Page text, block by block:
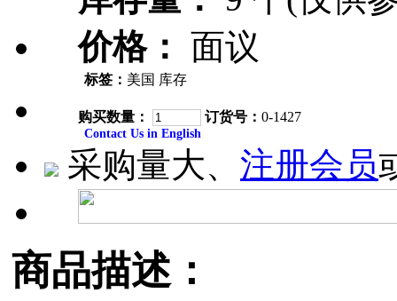
价格： 面议
标签： 美国 库存
购买数量： 订货号： 0-1427
Contact Us in English
采购量大、 注册会员
商品描述：